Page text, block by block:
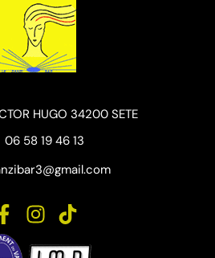
HUGO 34200 SETE
06 58 19 46 13